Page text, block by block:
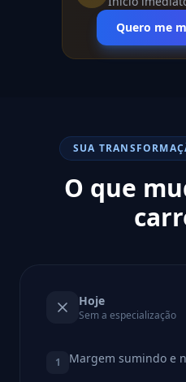
Quero me
SUA
O que
Hoje
Sem a especialização
1 Margem sumindo e